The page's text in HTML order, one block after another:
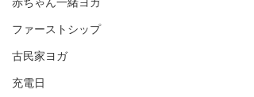
赤ちゃん一緒ヨガ
ファーストシップ
古民家ヨガ
充電日